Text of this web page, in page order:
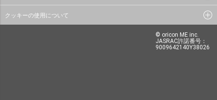
クッキーの使用について
© oricon ME inc.
JASRAC許諾番号：
9009642140Y38026